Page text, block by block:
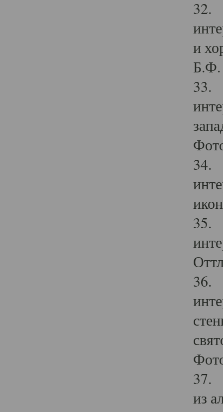
32.
и
Б.Ф.
33.
34.
35.
36.
37.
из